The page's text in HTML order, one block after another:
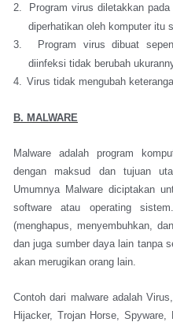
2.
Program virus diletakkan
diperhatikan oleh komputer itu
3.
Program virus dibuat
diinfeksi tidak berubah
4.
Virus tidak mengubah
B. MALWARE
Malware adalah program
dengan maksud dan tujuan
Umumnya Malware diciptakan
software atau operating
(menghapus, menyembuhkan,
dan juga sumber daya lain tanpa
akan merugikan orang lain.
Contoh dari malware adalah
Hijacker, Trojan Horse,